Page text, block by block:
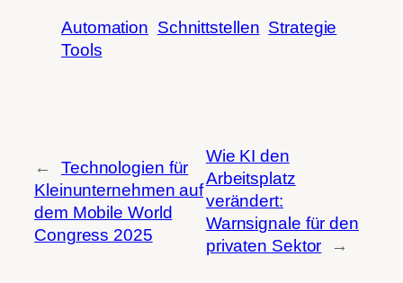
Automation Schnittstellen Strategie
Tools
←
Technologien für
Kleinunternehmen auf
dem Mobile World
Congress 2025
Wie KI den
Arbeitsplatz
verändert:
Warnsignale für den
privaten Sektor
→